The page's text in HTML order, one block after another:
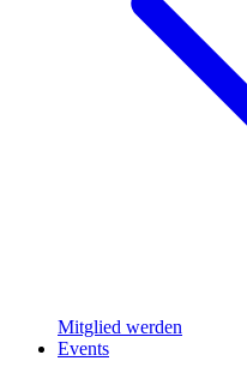
Mitglied werden
Events